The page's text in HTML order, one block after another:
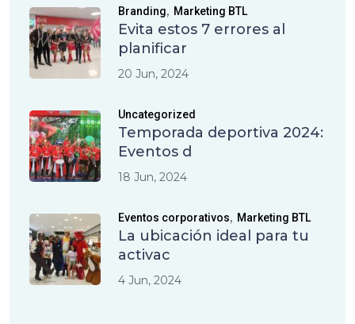
Branding, Marketing BTL
Evita estos 7 errores al
planificar
20 Jun, 2024
Uncategorized
Temporada deportiva 2024:
Eventos d
18 Jun, 2024
Eventos corporativos, Marketing BTL
La ubicación ideal para tu
activac
4 Jun, 2024